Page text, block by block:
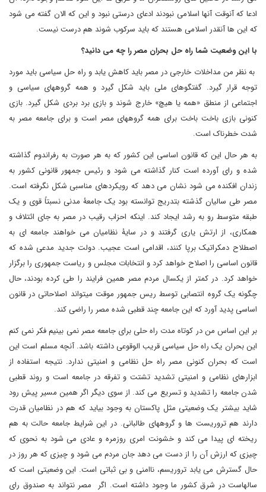
ادعا که آنوقت آنها اسلامی نبودند ادعای درستی نبود و این که الان گفته می شود
که این ها آنقدر اسلامی هستند که باید سرکوب شوند هم درست نیست.
با این وضعیت شما راه حل بحران مصر را چه می دانید؟
به نظر من مداخلات خارجی در مصر باید کاهش یابد و راه حل سیاسی باید مورد
توجه قرار گیرد. گفتگوهای ملی باید شکل گیرد و همه گروههای سیاسی و
اجتماعی از منطق «همه یا هیچ» خارج شوند و بازی برد بردی شکل گیرد. بازی
کنونی بازی باخت باخت برای همه گروههای مصر است و برای جامعه مصر به
شدت خطرناک است.
به هر حال این که قانون اساسی این کشور که به هر صورت به رفراندوم گذاشته
شده و رای آورده است کنار گذاشته می شود و رئیس جمهور قانونی کشور به
زندان افکنده می شود نشان می دهد که رویکردهای مناسبی شکل نگرفته است.
مصر طی سالیان گذشته بتدریج توانسته بود یک جامعۀ مدنی نسبتاً قوی و یک
طبقه متوسط رو به رشد ایجاد کند. اینکه احزاب رقیب در مصر به جای ائتلاف و
همکاری، از ارتش یاری گرفتند و در سایۀ نظامیان می خواهند جامعه ای به
اصطلاح دمکراتیک برپا کنند، اقدامی است عجیب. دولت جدید مدعی شده که
قانون اساسی را اصلاح خواهد کرد و انتخابات مجلس و ریاست جمهوری را برگزار
خواهد کرد. در کمتر از یکسال مردم مصر همین فرایند را طی کرده بودند، حال
چگونه یک گروه انتصابی توسط ریس جمهور موقت میتواند اصلاحاتی در قانون
اساسی پدید آورد که این جامعه چند قطبی شده مصر را راضی کند.
بر این اساس من در کوتاه مدت راه حلی برای جامعه مصر نمی بینیم فکر نمی کنم
این بحران یک راه حل سیاسی قریب الوقوعی داشته باشد. آنچه مسلم است این
است که بحران کنونی مصر راه حل نظامی و امنیتی ندارد. نتیجه استفاده از
ابزارهای نظامی و امنیتی تشدید تشتت و تفرقه در جامعه است و روند قطبی
شدن جامعه را تشدید و تسریع می کند. از سوی دیگر اگر همین مسیر پیش رود
شاید بیشتر یک وضعیتی مثل پاکستان به وجود بیاید که هم در نظامیان قدرت
دارند هم تروریست ها و گروههای طالبانی. در این شرایط جامعه حالت به هم
ریخته ای پیدا می کند و خشونت امری روزمره و عادی می شود به نحوی که
چیزی که ارزش آن را از دست می دهد جان مردم می شود و چیزی که هر روز در
حال گسترش می یابد تروریسم، ناامنی و بی ثباتی است. این وضعیتی است که
سالهاست در شرق کشور ما وجود داشته است. اگر مصر نتواند به صندوق رای